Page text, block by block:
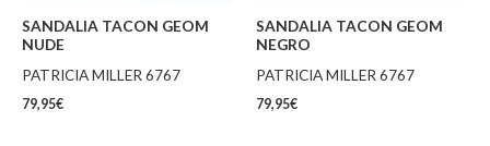
SANDALIA TACON GEOM
NUDE
PATRICIA MILLER 6767
79,95€
SANDALIA TACON GEOM
NEGRO
PATRICIA MILLER 6767
79,95€